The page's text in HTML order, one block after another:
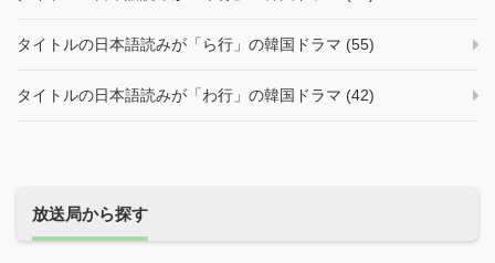
タイトルの日本語読みが「ら行」の韓国ドラマ (55)
タイトルの日本語読みが「わ行」の韓国ドラマ (42)
放送局から探す